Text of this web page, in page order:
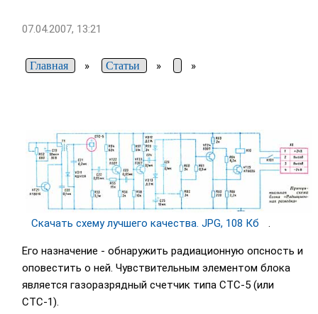
07.04.2007, 13:21
Главная » Статьи » »
Скачать схему лучшего качества. JPG, 108 Кб .
Его назначение - обнаружить радиационную опсность и
оповестить о ней. Чувствительным элементом блока
является газоразрядный счетчик типа СТС-5 (или
СТС-1).